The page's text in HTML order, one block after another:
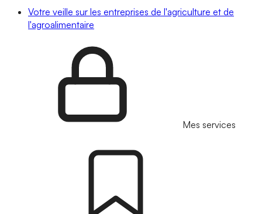
Votre veille sur les entreprises de l'agriculture et de
l'agroalimentaire
Mes services